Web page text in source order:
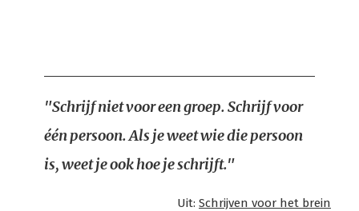
"Schrijf niet voor een groep. Schrijf voor
één persoon. Als je weet wie die persoon
is, weet je ook hoe je schrijft."
Uit: Schrijven voor het brein